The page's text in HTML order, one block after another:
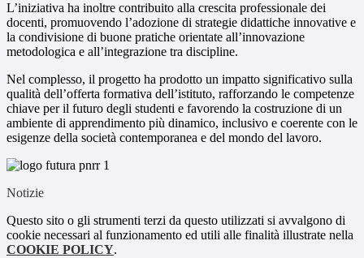
L’iniziativa ha inoltre contribuito alla crescita professionale dei
docenti, promuovendo l’adozione di strategie didattiche innovative e
la condivisione di buone pratiche orientate all’innovazione
metodologica e all’integrazione tra discipline.
Nel complesso, il progetto ha prodotto un impatto significativo sulla
qualità dell’offerta formativa dell’istituto, rafforzando le competenze
chiave per il futuro degli studenti e favorendo la costruzione di un
ambiente di apprendimento più dinamico, inclusivo e coerente con le
esigenze della società contemporanea e del mondo del lavoro.
Notizie
Questo sito o gli strumenti terzi da questo utilizzati si avvalgono di
cookie necessari al funzionamento ed utili alle finalità illustrate nella
COOKIE POLICY.